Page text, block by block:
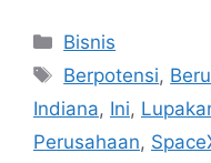
Kategori
Bisnis
Tag
Berpotensi,
Indiana, Ini,
Perusahaan,